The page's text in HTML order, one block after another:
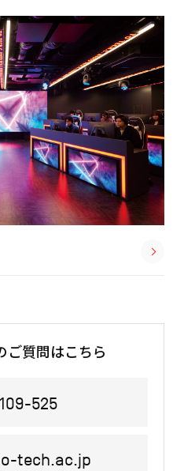
ご質問はこちら
525
tech.ac.jp